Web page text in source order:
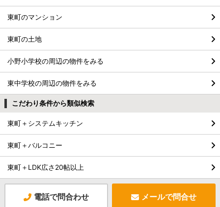
東町のマンション
東町の土地
小野小学校の周辺の物件をみる
東中学校の周辺の物件をみる
こだわり条件から類似検索
東町＋システムキッチン
東町＋バルコニー
東町＋LDK広さ20帖以上
電話で問合わせ メールで問合せ